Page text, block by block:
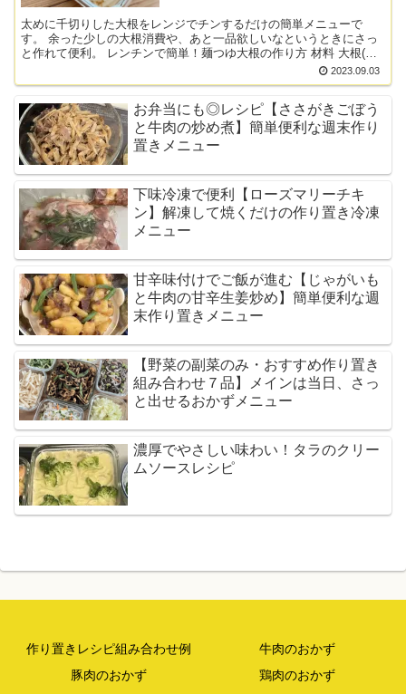
太めに千切りした大根をレンジでチンするだけの簡単メニューで
す。 余った少しの大根消費や、あと一品欲しいなというときにさっ
と作れて便利。 レンチンで簡単！麺つゆ大根の作り方 材料 大根(首
の甘い部分がおすすめ) 6ｃｍくらい 麺つゆ 大... 2023.09.03
お弁当にも◎レシピ【ささがきごぼう
と牛肉の炒め煮】簡単便利な週末作り
置きメニュー
下味冷凍で便利【ローズマリーチキ
ン】解凍して焼くだけの作り置き冷凍
メニュー
甘辛味付けでご飯が進む【じゃがいも
と牛肉の甘辛生姜炒め】簡単便利な週
末作り置きメニュー
【野菜の副菜のみ・おすすめ作り置き
組み合わせ７品】メインは当日、さっ
と出せるおかずメニュー
濃厚でやさしい味わい！タラのクリー
ムソースレシピ
作り置きレシピ組み合わせ例
牛肉のおかず
豚肉のおかず
鶏肉のおかず